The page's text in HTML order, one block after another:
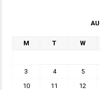
M T W
3
4 5
10
11 12